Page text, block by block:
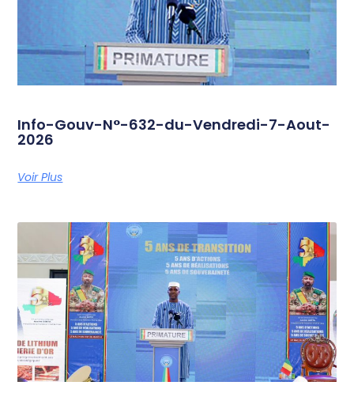
Info-Gouv-N°-632-du-Vendredi-7-Aout-
2026
Voir Plus